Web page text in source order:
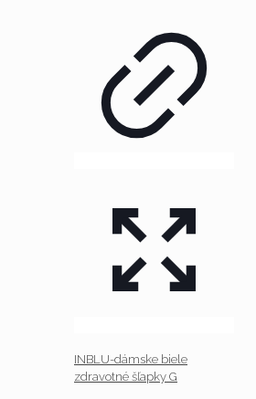
INBLU-dámske biele
zdravotné šľapky G